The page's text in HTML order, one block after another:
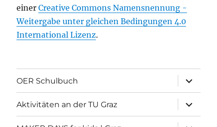
einerCreative Commons Namensnennung -
Weitergabe unter gleichen Bedingungen 4.0
International Lizenz.
OER Schulbuch
öffnen
Aktivitäten an der TU Graz
öffnen